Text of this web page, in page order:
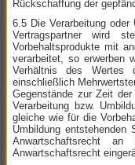
Rückschaffung der
6.5 Die Verarbeitung oder
Vertragspartner wird
Vorbehaltsprodukte mit
verarbeitet, so erwerben
Verhältnis des Wertes
einschließlich
Gegenstände zur Zeit
Verarbeitung bzw.
gleiche wie für die
Umbildung entstehenden
Anwartschaftsrecht an
Anwartschaftsrecht